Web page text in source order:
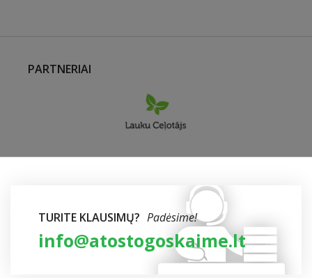
PARTNERIAI
TURITE KLAUSIMŲ? Padėsime!
info@atostogoskaime.lt